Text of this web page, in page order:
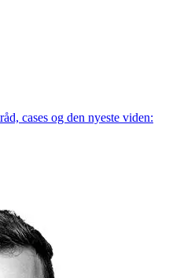
cases og den nyeste viden: